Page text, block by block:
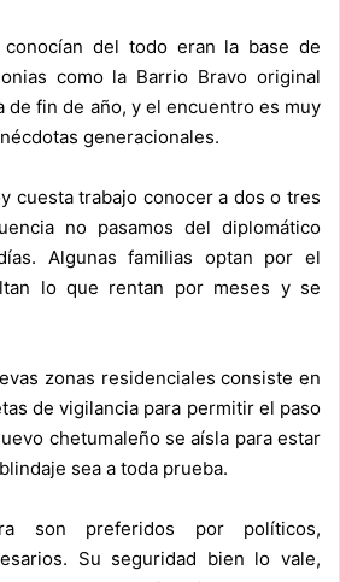
del todo eran la base de
como la Barrio Bravo original
de fin de año, y el encuentro es muy
generacionales.
cuesta trabajo conocer a dos o tres
no pasamos del diplomático
Algunas familias optan por el
lo que rentan por meses y se
zonas residenciales consiste en
de vigilancia para permitir el paso
chetumaleño se aísla para estar
sea a toda prueba.
son preferidos por políticos,
Su seguridad bien lo vale,